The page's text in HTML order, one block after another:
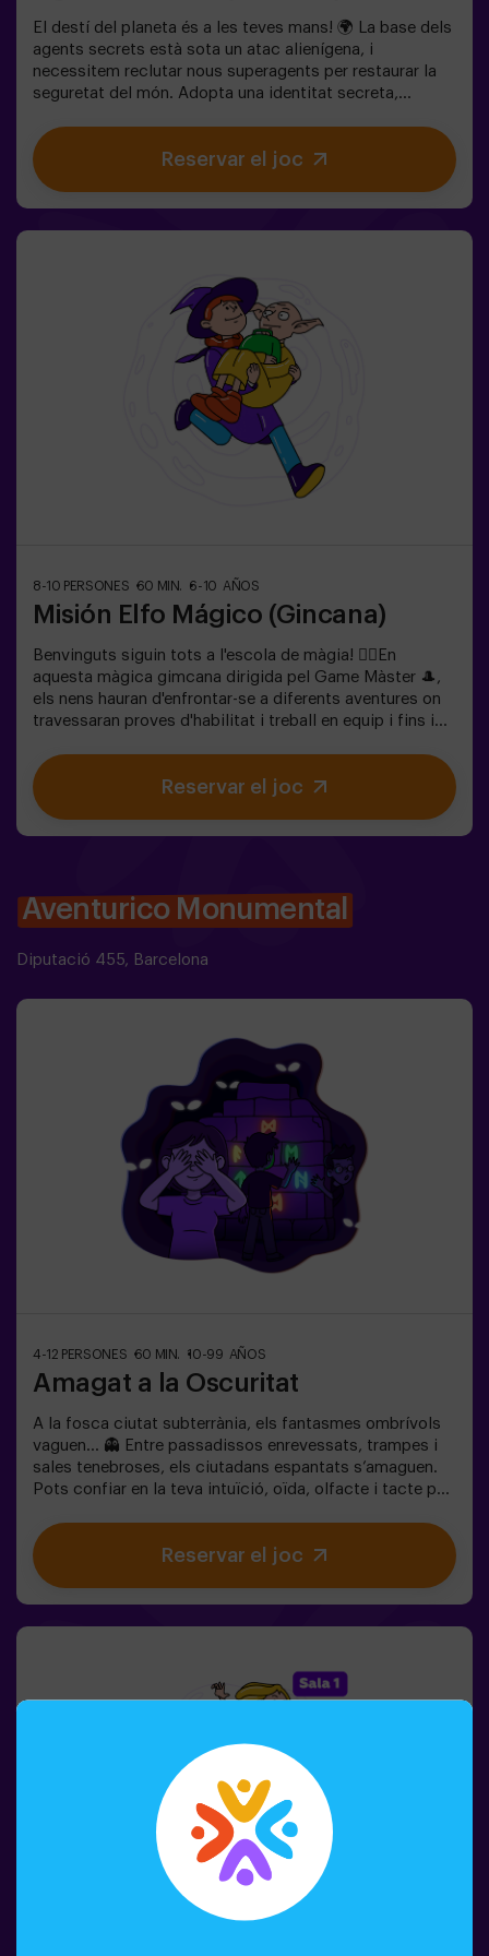
El destí del planeta és a les teves mans! 🌍 La base dels
agents secrets està sota un atac alienígena, i
necessitem reclutar nous superagents per restaurar la
seguretat del món. Adopta una identitat secreta,
excepcional, preparat per enfrontar qualsevol
amenaça. 💪 Cada segon compta!Estàs preparat per
acceptar la missió?🎯 El joc està dissenyat
a nens ambientada en un entrenament de superagents.
Inclou un joc de làsers. L’activitat es fa a les fosques
amb llums LED. Les gimcanes són una sèrie de jocs
físics en equip coordinats per un monitor.
Reservar el joc
8-10 PERSONES 60 MIN. 6-10 AÑOS
Misión Elfo Mágico (Gincana)
Benvinguts siguin tots a l'escola de màgia! 🧙‍♀️En
aquesta màgica gimcana dirigida pel Game Màster 🎩,
els nens hauran d'enfrontar-se a diferents aventures on
travessaran proves d'habilitat i treball en equip i fins i
aconseguir una missió i assaborir una dolç... molt dolça
victòria. La imaginació és capaç de travessar les
fronteres de la màgia i aquesta gimcana portarà als
reservar un espai en el nostre local per a celebrar,
berenar i bufar les espelmes.
Reservar el joc
Aventurico Monumental
Diputació 455, Barcelona
4-12 PERSONES 60 MIN. 10-99 AÑOS
Amagat a la Oscuritat
A la fosca ciutat subterrània, els fantasmes ombrívols
vaguen… 👻 Entre passadissos enrevessats, trampes i
sales tenebroses, els ciutadans espantats s’amaguen.
Pots confiar en la teva intuïció, oïda, olfacte i tacte per
amics?🔦 Amagar-se en la Foscor és un joc immersiu
sensorial inspirat en el joc d’amagar-se de tota la vida,
però portat a un altre nivell: moviment, adrenalina i
so que fan que l’experiència sigui inoblidable.✅ Ideal per
acompanyats per almenys un adult. Hi ha l’opció que un
monitor els acompanyi durant l’aventura; consulta’ns les
persones amb por a la foscor.
Reservar el joc